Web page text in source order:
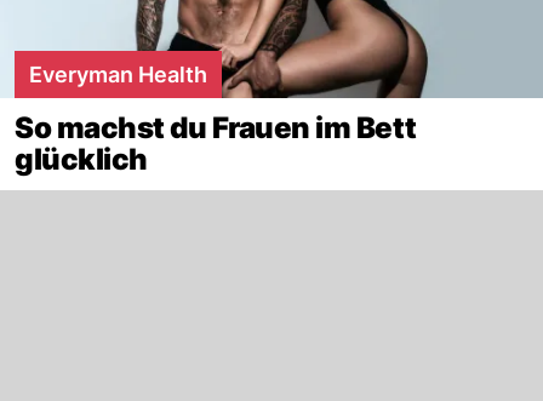
Everyman Health
So machst du Frauen im Bett
glücklich